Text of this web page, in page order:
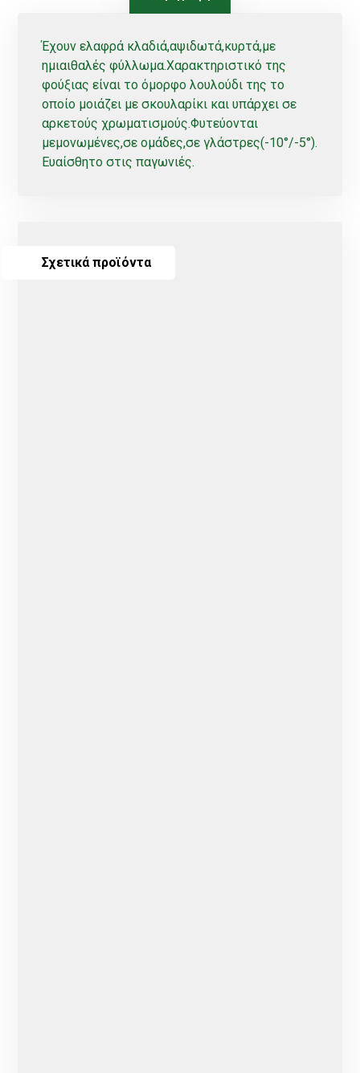
Έχουν ελαφρά κλαδιά,αψιδωτά,κυρτά,με
ημιαιθαλές φύλλωμα.Χαρακτηριστικό της
φούξιας είναι το όμορφο λουλούδι της το
οποίο μοιάζει με σκουλαρίκι και υπάρχει σε
αρκετούς χρωματισμούς.Φυτεύονται
μεμονωμένες,σε ομάδες,σε γλάστρες(-10°/-5°).
Ευαίσθητο στις παγωνιές.
Σχετικά προϊόντα